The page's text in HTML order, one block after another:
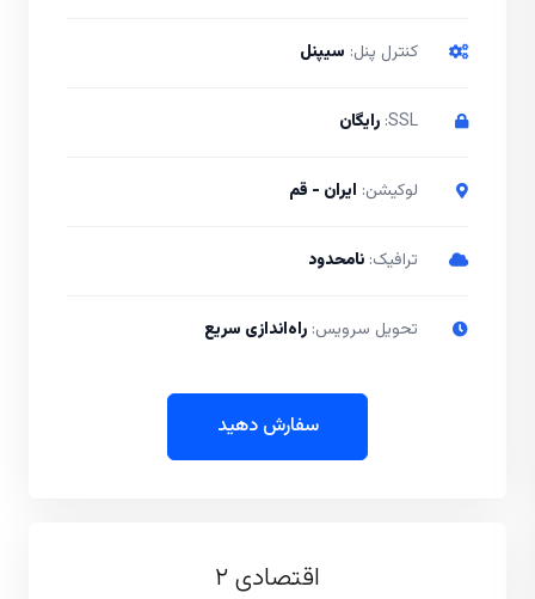
کنترل پنل: سیپنل
SSL: رایگان
لوکیشن: ایران - قم
ترافیک: نامحدود
تحویل سرویس: راه‌اندازی سریع
سفارش دهید
اقتصادی ۲